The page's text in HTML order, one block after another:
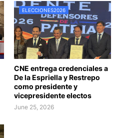
ELECCIONES2026
CNE entrega credenciales a
De la Espriella y Restrepo
como presidente y
vicepresidente electos
June 25, 2026